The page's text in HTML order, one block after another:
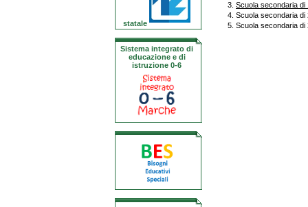
statale
Sistema integrato di
educazione e di
istruzione 0-6
Scuola secondaria
Scuola secondaria
Scuola secondaria